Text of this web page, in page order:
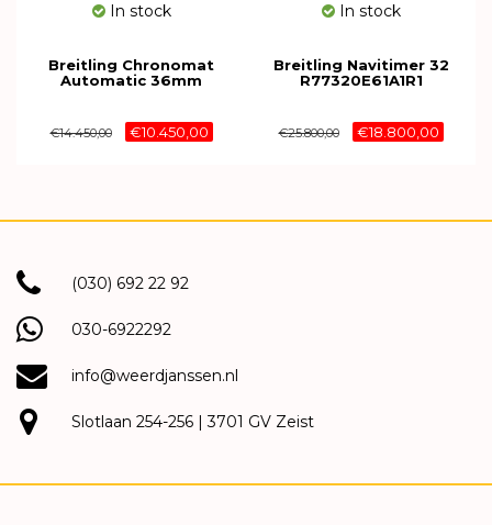
In stock
Breitling Chronomat
Automatic 36mm
€14.450,00 €10.450,00
In stock
Breitling Navitimer 32
R77320E61A1R1
€25.800,00 €18.800,00
(030) 692 22 92
030-6922292
info@weerdjanssen.nl
Slotlaan 254-256 | 3701 GV Zeist